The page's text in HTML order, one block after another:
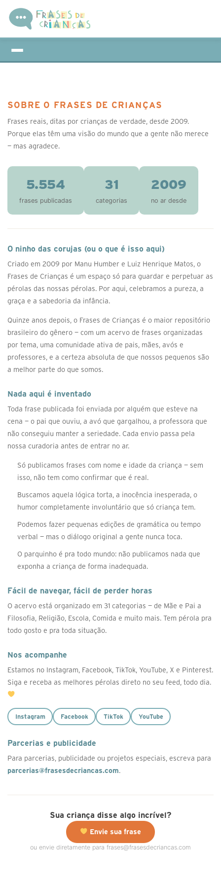
SOBRE O FRASES DE CRIANÇAS
Frases reais, ditas por crianças de verdade, desde 2009.
Porque elas têm uma visão do mundo que a gente não merece
— mas agradece.
5.554
frases publicadas
31
categorias
2009
no ar desde
O ninho das corujas (ou o que é isso aqui)
Criado em 2009 por Manu Humber e Luiz Henrique Matos, o
Frases de Crianças é um espaço só para guardar e perpetuar as
pérolas das nossas pérolas. Por aqui, celebramos a pureza, a
graça e a sabedoria da infância.
Quinze anos depois, o Frases de Crianças é o maior repositório
brasileiro do gênero — com um acervo de frases organizadas
por tema, uma comunidade ativa de pais, mães, avós e
professores, e a certeza absoluta de que nossos pequenos são
a melhor parte do que somos.
Nada aqui é inventado
Toda frase publicada foi enviada por alguém que esteve na
cena — o pai que ouviu, a avó que gargalhou, a professora que
não conseguiu manter a seriedade. Cada envio passa pela
nossa curadoria antes de entrar no ar.
Só publicamos frases com nome e idade da criança — sem
isso, não tem como confirmar que é real.
Buscamos aquela lógica torta, a inocência inesperada, o
humor completamente involuntário que só criança tem.
Podemos fazer pequenas edições de gramática ou tempo
verbal — mas o diálogo original a gente nunca toca.
O parquinho é pra todo mundo: não publicamos nada que
exponha a criança de forma inadequada.
Fácil de navegar, fácil de perder horas
O acervo está organizado em 31 categorias — de Mãe e Pai a
Filosofia, Religião, Escola, Comida e muito mais. Tem pérola pra
todo gosto e pra toda situação.
Nos acompanhe
Estamos no Instagram, Facebook, TikTok, YouTube, X e Pinterest.
Siga e receba as melhores pérolas direto no seu feed, todo dia.
Instagram Facebook TikTok YouTube
Parcerias e publicidade
Para parcerias, publicidade ou projetos especiais, escreva para
parcerias@frasesdecriancas.com.
Sua criança disse algo incrível?
Envie sua frase
ou envie diretamente para frases@frasesdecriancas.com